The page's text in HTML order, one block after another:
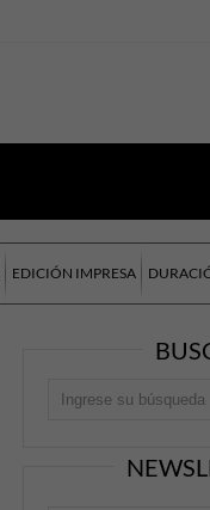
EDICIÓN IMPRESA